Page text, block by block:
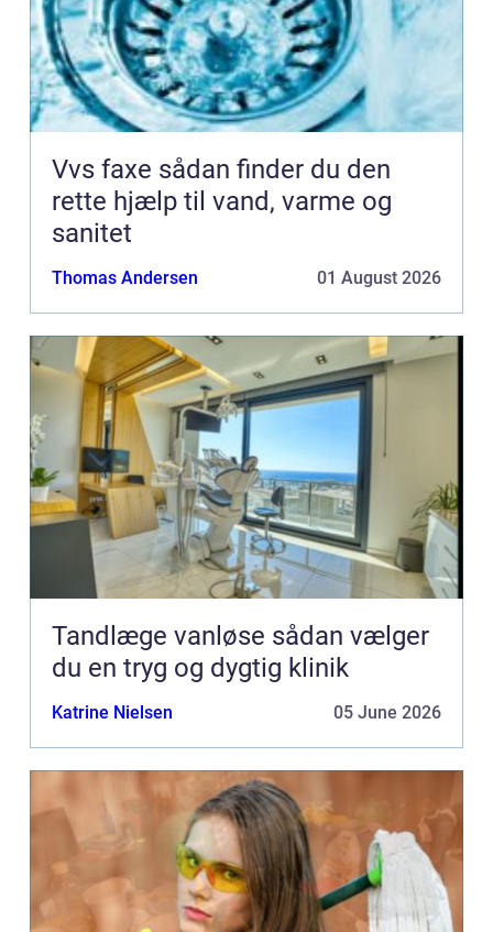
Vvs faxe sådan finder du den
rette hjælp til vand, varme og
sanitet
Thomas Andersen 01 August 2026
Tandlæge vanløse sådan vælger
du en tryg og dygtig klinik
Katrine Nielsen 05 June 2026